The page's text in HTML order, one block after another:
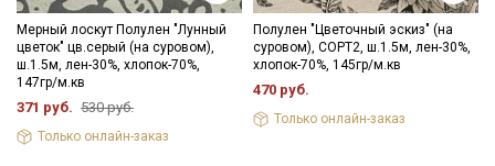
Мерный лоскут Полулен "Лунный
цветок" цв.серый (на суровом),
ш.1.5м, лен-30%, хлопок-70%,
147гр/м.кв
371 руб. 530 руб.
Только онлайн-заказ
Полулен "Цветочный эскиз" (на
суровом), СОРТ2, ш.1.5м, лен-30%,
хлопок-70%, 145гр/м.кв
470 руб.
Только онлайн-заказ
ДаюСогласие на получение рекламных и
информационных рассылок